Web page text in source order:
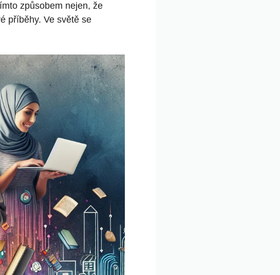
způsobem nejen, že
příběhy. Ve světě se